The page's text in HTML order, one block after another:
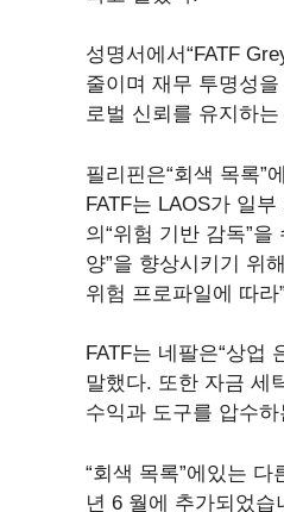
성명서에서“FATF
줄이며 재무 투명성
로벌 신뢰를 유지하
필리핀은“회색 목록”
FATF는 LAOS가 일
의“위험 기반 감독”
양”을 향상시키기 위
위험 프로파일에 따
FATF는 네팔은“상업
말했다. 또한 자금 세
수익과 도구를 압수
“회색 목록”에있는
년 6 월에 추가되었습